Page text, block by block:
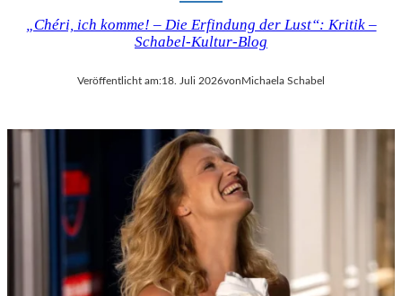
„Chéri, ich komme! – Die Erfindung der Lust“: Kritik –
Schabel-Kultur-Blog
Veröffentlicht am:18. Juli 2026vonMichaela Schabel